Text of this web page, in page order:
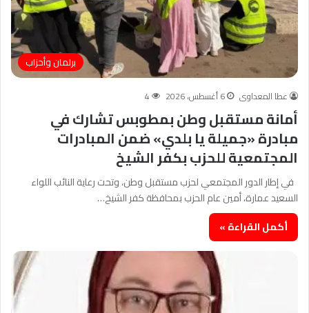
برلمان وأحزاب
عطا المعداوى 6 أغسطس، 2026 4
أمانة مستقبل وطن بمطوبس تشارك في
مبادرة «جميلة يا بلدي» ضمن المبادرات
المجتمعية للحزب بكفر الشيخ
في إطار الدور المجتمعي لحزب مستقبل وطن، وتحت رعاية النائب اللواء
السعيد عمارة، أمين عام الحزب بمحافظة كفر الشيخ…
أكمل القراءة »